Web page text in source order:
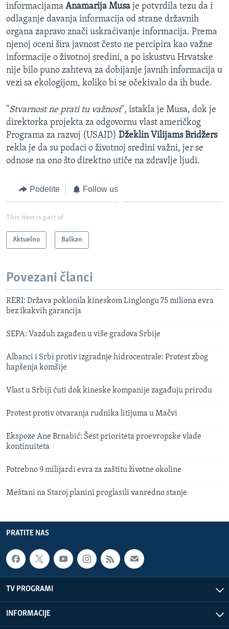
informacijama Anamarija Musa je potvrdila tezu da i
odlaganje davanja informacija od strane državnih
organa zapravo znači uskraćivanje informacija. Prema
njenoj oceni šira javnost često ne percipira kao važne
informacije o životnoj sredini, a po iskustvu Hrvatske
nije bilo puno zahteva za dobijanje javnih informacija u
vezi sa ekologijom, koliko bi se očekivalo da ih bude.
"Stvarnost ne prati tu važnost", istakla je Musa, dok je
direktorka projekta za odgovornu vlast američkog
Programa za razvoj (USAID) Džeklin Vilijams Bridžers
rekla je da su podaci o životnoj sredini važni, jer se
odnose na ono što direktno utiče na zdravlje ljudi.
Podelite Follow us
This item is part of
Aktuelno Balkan
Povezani članci
RERI: Država poklonila kineskom Linglongu 75 miliona evra
bez ikakvih garancija
SEPA: Vazduh zagađen u više gradova Srbije
Albanci i Srbi protiv izgradnje hidrocentrale: Protest zbog
hapšenja komšije
Vlast u Srbiji ćuti dok kineske kompanije zagađuju prirodu
Protest protiv otvaranja rudnika litijuma u Mačvi
Ekspoze Ane Brnabić: Šest prioriteta proevropske vlade
kontinuiteta
Potrebno 9 milijardi evra za zaštitu životne okoline
Meštani na Staroj planini proglasili vanredno stanje
PRATITE NAS
TV PROGRAMI
INFORMACIJE